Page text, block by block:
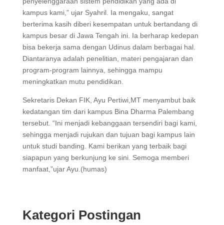
kampus kami,” ujar Syahril. Ia mengaku, sangat
berterima kasih diberi kesempatan untuk bertandang di
kampus besar di Jawa Tengah ini. Ia berharap kedepan
bisa bekerja sama dengan Udinus dalam berbagai hal.
Diantaranya adalah penelitian, materi pengajaran dan
program-program lainnya, sehingga mampu
meningkatkan mutu pendidikan.
Sekretaris Dekan FIK, Ayu Pertiwi,MT menyambut baik
kedatangan tim dari kampus Bina Dharma Palembang
tersebut. “Ini menjadi kebanggaan tersendiri bagi kami,
sehingga menjadi rujukan dan tujuan bagi kampus lain
untuk studi banding. Kami berikan yang terbaik bagi
siapapun yang berkunjung ke sini. Semoga memberi
manfaat,”ujar Ayu.(humas)
Kategori Postingan